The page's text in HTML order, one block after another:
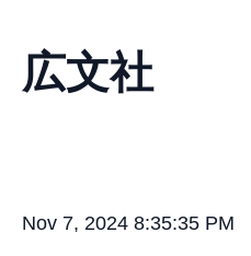
広文社
Nov 7, 2024 8:35:35 PM